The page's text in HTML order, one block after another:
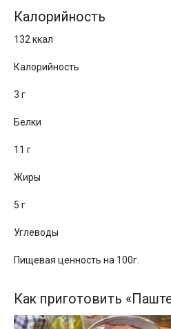
Калорийность
132 ккал
Калорийность
3 г
Белки
11 г
Жиры
5 г
Углеводы
Пищевая ценность на 100г.
Как приготовить